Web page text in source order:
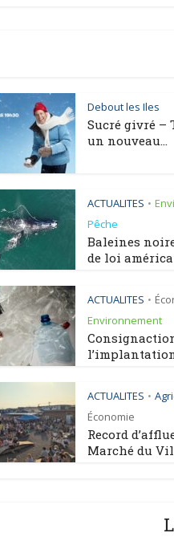
Debout les Iles
Sucré givré –
un nouveau...
ACTUALITES •
Pêche
Baleines
de loi
ACTUALITES •
Environnement
ACTUALITES •
Économie
Record
Marché du